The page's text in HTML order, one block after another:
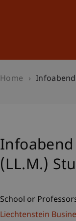
Home
(LL.M.)
School or
Liechtenstein